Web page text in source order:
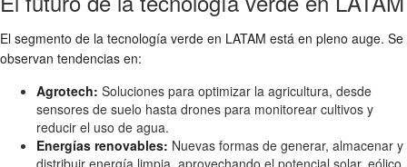
El segmento de la tecnología verde en LATAM está en pleno auge. Se
observan tendencias en:
Agrotech: Soluciones para optimizar la agricultura, desde
sensores de suelo hasta drones para monitorear cultivos y
reducir el uso de agua.
Energías renovables: Nuevas formas de generar, almacenar y